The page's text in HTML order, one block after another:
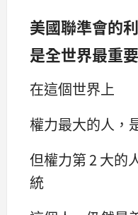
美國聯準會的
是全世界最重
在這個世界上
權力最大的人，
但權力第 2 大的
統